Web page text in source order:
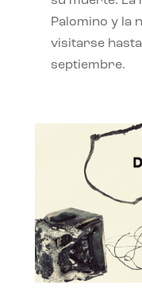
Palomino y la
visitarse
septiembre.